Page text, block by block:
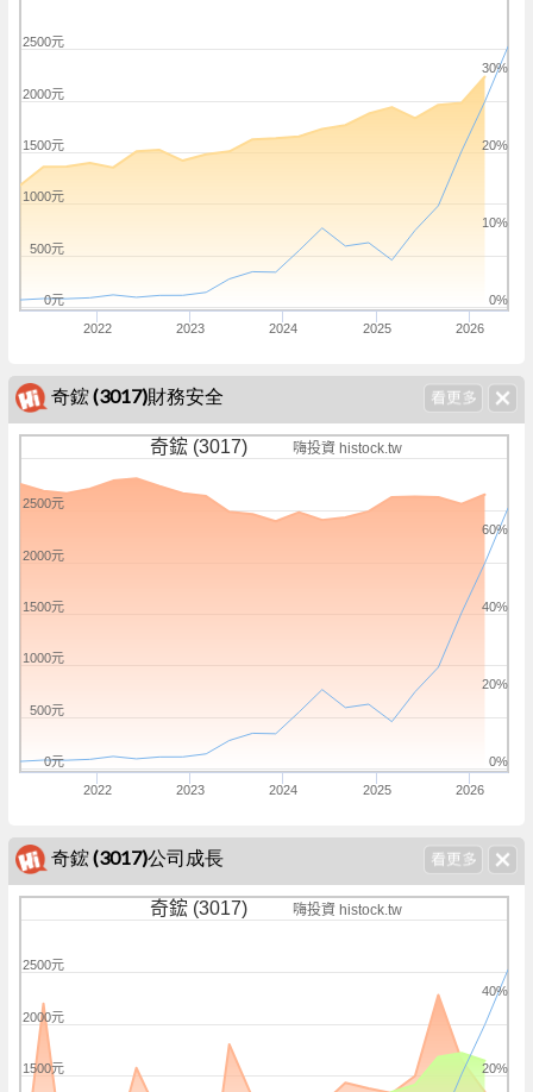
2022 2023 2024 2025 2026
0%
10%
20%
30%
0元
500元
1000元
1500元
2000元
2500元
奇鋐 (3017)財務安全
奇鋐 (3017) 嗨投資 histock.tw
2022 2023 2024 2025 2026
0%
20%
40%
60%
0元
500元
1000元
1500元
2000元
2500元
奇鋐 (3017)公司成長
奇鋐 (3017) 嗨投資 histock.tw
20%
40%
1500元
2000元
2500元